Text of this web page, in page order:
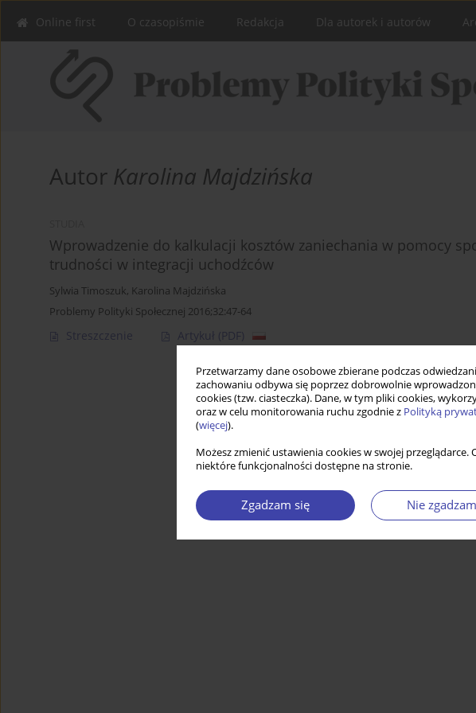
Przetwarzamy dane osobowe zbierane podczas
zachowaniu odbywa się poprzez dobrowolnie
cookies (tzw. ciasteczka). Dane, w tym pliki cookies,
oraz w celu monitorowania ruchu zgodnie z Polityką
(więcej).
Możesz zmienić ustawienia cookies w swojej
niektóre funkcjonalności dostępne na stronie.
Zgadzam się Nie
Online first O czasopiśmie Redakcja Dla autorek i autorów
Autor Karolina Majdzińska
Wprowadzenie do kalkulacji kosztów zaniechania w pomocy
trudności w integracji uchodźców
Sylwia Timoszuk, Karolina Majdzińska
Problemy Polityki Społecznej 2016;32:47-64
Streszczenie Artykuł (PDF)